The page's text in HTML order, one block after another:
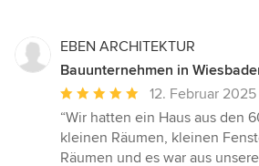
EBEN ARCHITEKTUR
Bauunternehmen in
Durchschnittliche
Bewertung:
5
von
12. Februar 2025
“Wir hatten ein Haus aus den
kleinen Räumen, kleinen
Räumen und es war aus